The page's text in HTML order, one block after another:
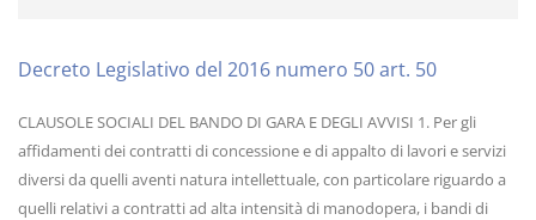
Decreto Legislativo del 2016 numero 50 art. 50
CLAUSOLE SOCIALI DEL BANDO DI GARA E DEGLI AVVISI 1. Per gli
affidamenti dei contratti di concessione e di appalto di lavori e servizi
diversi da quelli aventi natura intellettuale, con particolare riguardo a
quelli relativi a contratti ad alta intensità di manodopera, i bandi di